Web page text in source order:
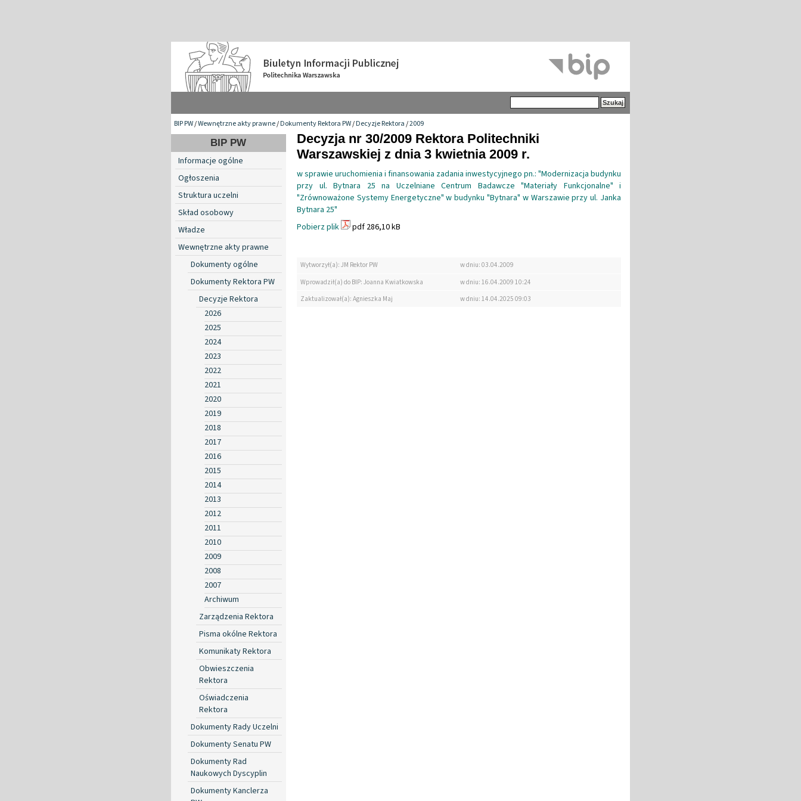
BIP PW/Wewnętrzne akty prawne/Dokumenty Rektora PW/Decyzje Rektora/2009
BIP PW
Informacje ogólne
Ogłoszenia
Struktura uczelni
Skład osobowy
Władze
Wewnętrzne akty prawne
Dokumenty ogólne
Dokumenty Rektora PW
Decyzje Rektora
2026
2025
2024
2023
2022
2021
2020
2019
2018
2017
2016
2015
2014
2013
2012
2011
2010
2009
2008
2007
Archiwum
Zarządzenia Rektora
Pisma okólne Rektora
Komunikaty Rektora
Obwieszczenia
Rektora
Oświadczenia
Rektora
Dokumenty Rady Uczelni
Dokumenty Senatu PW
Dokumenty Rad
Naukowych Dyscyplin
Dokumenty Kanclerza
Decyzja nr 30/2009 Rektora Politechniki
Warszawskiej z dnia 3 kwietnia 2009 r.
w sprawie uruchomienia i finansowania zadania inwestycyjnego pn.: "Modernizacja budynku
przy ul. Bytnara 25 na Uczelniane Centrum Badawcze "Materiały Funkcjonalne" i
"Zrównoważone Systemy Energetyczne" w budynku "Bytnara" w Warszawie przy ul. Janka
Bytnara 25"
Pobierz plik
pdf 286,10 kB
Wytworzył(a): JM Rektor PW
w dniu: 03.04.2009
Wprowadził(a) do BIP: Joanna Kwiatkowska
w dniu: 16.04.2009 10:24
Zaktualizował(a): Agnieszka Maj
w dniu: 14.04.2025 09:03